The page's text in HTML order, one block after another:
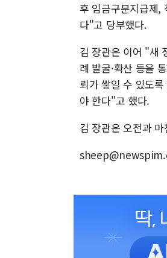
후 임금구분지급제,
다"고 당부했다.
김 장관은 이어 "새
례 발굴·확산 등을
뢰가 쌓일 수 있도
야 한다"고 했다.
김 장관은 오전과